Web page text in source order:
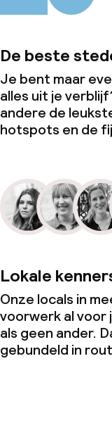
De beste
Je bent maar
alles uit je
andere de
hotspots en de
Lokale
Onze locals in
voorwerk al voor
als geen ander.
gebundeld in